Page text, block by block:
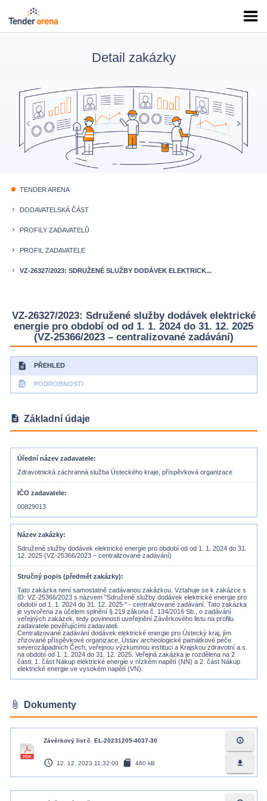
Detail zakázky
fiber_manual_record TENDER ARENA
keyboard_arrow_right DODAVATELSKÁ ČÁST
keyboard_arrow_right PROFILY ZADAVATELŮ
keyboard_arrow_right PROFIL ZADAVATELE
keyboard_arrow_right VZ-26327/2023: SDRUŽENÉ SLUŽBY DODÁVEK ELEKTRICK...
VZ-26327/2023: Sdružené služby dodávek elektrické
energie pro období od od 1. 1. 2024 do 31. 12. 2025
(VZ-25366/2023 – centralizované zadávání)
description PŘEHLED
find_in_page PODROBNOSTI
description Základní údaje
Úřední název zadavatele
Zdravotnická záchranná služba Ústeckého kraje, příspěvková organizace
IČO zadavatele
00829013
Název zakázky
Sdružené služby dodávek elektrické energie pro období od od 1. 1. 2024 do 31.
12. 2025 (VZ-25366/2023 – centralizované zadávání)
Stručný popis (předmět zakázky)
Tato zakázka není samostatně zadávanou zakázkou. Vztahuje se k zakázce s
ID: VZ-25366/2023 s názvem "Sdružené služby dodávek elektrické energie pro
období od 1. 1. 2024 do 31. 12. 2025 " - centralizované zadávání. Tato zakázka
je vytvořena za účelem splnění § 219 zákona č. 134/2016 Sb., o zadávání
veřejných zakázek, tedy povinnosti uveřejnění Závěrkového listu na profilu
zadavatele pověřujícími zadavateli.
Centralizované zadávání dodávek elektrické energie pro Ústecký kraj, jím
zřizované příspěvkové organizace, Ústav archeologické památkové péče
severozápadních Čech, veřejnou výzkumnou instituci a Krajskou zdravotní a.s.
na období od 1. 1. 2024 do 31. 12. 2025. Veřejná zakázka je rozdělena na 2
části: 1. část Nákup elektrické energie v nízkém napětí (NN) a 2. část Nákup
attach_file Dokumenty
Závěrkový list č. EL-20231205-4037-30
access_time 12. 12. 2023 11:32:00 sd_card 460 kB
info_outline
file_download